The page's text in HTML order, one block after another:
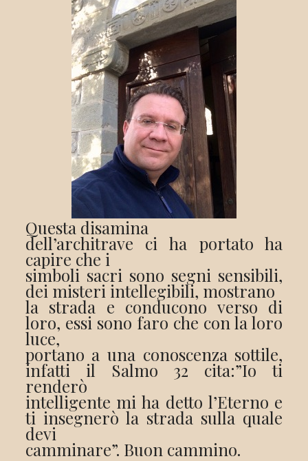
Questa disamina
dell’architrave ci ha portato ha
capire che i
simboli sacri sono segni sensibili,
dei misteri intellegibili, mostrano
la strada e conducono verso di
loro, essi sono faro che con la loro
luce,
portano a una conoscenza sottile,
infatti il Salmo 32 cita:”Io ti
renderò
intelligente mi ha detto l’Eterno e
ti insegnerò la strada sulla quale
devi
camminare”. Buon cammino.